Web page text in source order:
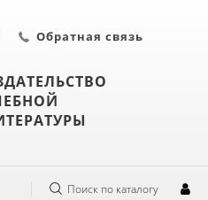
Обратная связь
Поиск по каталогу